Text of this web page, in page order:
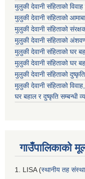
मुलुकी देवानी संहिताको
मुलुकी देवानी संहिताको
मुलुकी देवानी संहिताको
मुलुकी देवानी संहिताको
मुलुकी देवानी संहिताको घर
मुलुकी देवानी संहिताको घर
मुलुकी देवानी संहिताको
मुलुकी देवानी संहिताको
घर बहाल र दुष्कृति सम्बन्धी
गाउँपालिकाको
1. LISA (स्थानीय तह